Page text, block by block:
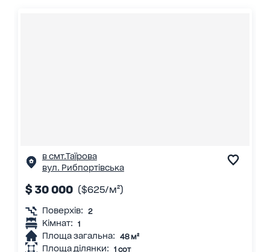
в смт.Таїрова
вул. Рибпортівська
$ 30 000 ($625/м²)
Поверхів: 2
Кімнат: 1
Площа загальна: 48 м²
Площа ділянки: 1 сот